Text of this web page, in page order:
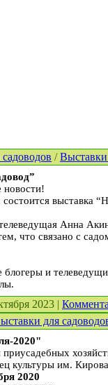
/
новости!
выставка
Анна
что связано с
и
2023 |
для
2020"
культуры им. Кирова
2020